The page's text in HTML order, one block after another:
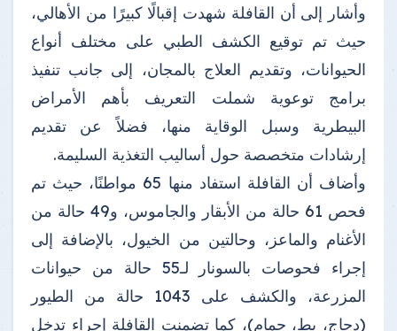
وأشار إلى أن القافلة شهدت إقبالًا كبيرًا من الأهالي،
حيث تم توقيع الكشف الطبي على مختلف أنواع
الحيوانات، وتقديم العلاج بالمجان، إلى جانب تنفيذ
برامج توعوية شملت التعريف بأهم الأمراض
البيطرية وسبل الوقاية منها، فضلاً عن تقديم
إرشادات متخصصة حول أساليب التغذية السليمة.
وأضاف أن القافلة استفاد منها 65 مواطنًا، حيث تم
فحص 61 حالة من الأبقار والجاموس، و49 حالة من
الأغنام والماعز، وحالتين من الخيول، بالإضافة إلى
إجراء فحوصات بالسونار لـ55 حالة من حيوانات
المزرعة، والكشف على 1043 حالة من الطيور
(دجاج، بط، حمام)، كما تضمنت القافلة إجراء تدخل